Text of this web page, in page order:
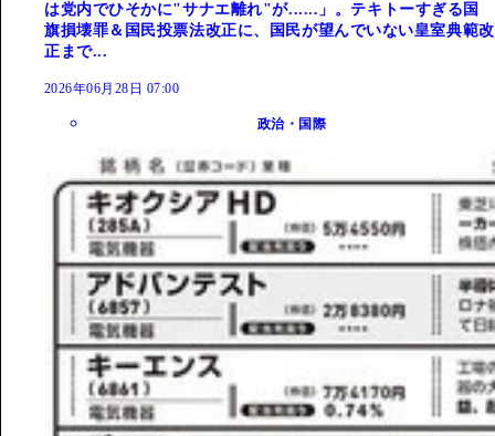
は党内でひそかに"サナエ離れ"が......」。テキトーすぎる国
旗損壊罪＆国民投票法改正に、国民が望んでいない皇室典範改
正まで...
2026年06月28日 07:00
政治・国際